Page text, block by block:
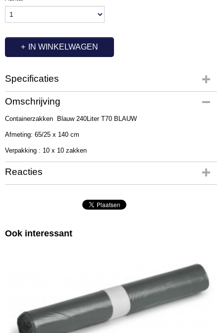
IN WINKELWAGEN
Specificaties
Productcode
BP1015
Productcode leverancier
Omschrijving
Containerzakken Blauw 240Liter T70 BLAUW
Afmeting: 65/25 x 140 cm
Verpakking : 10 x 10 zakken
Reacties
Ook interessant